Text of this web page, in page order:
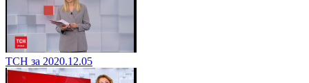
ТСН за 2020.12.05